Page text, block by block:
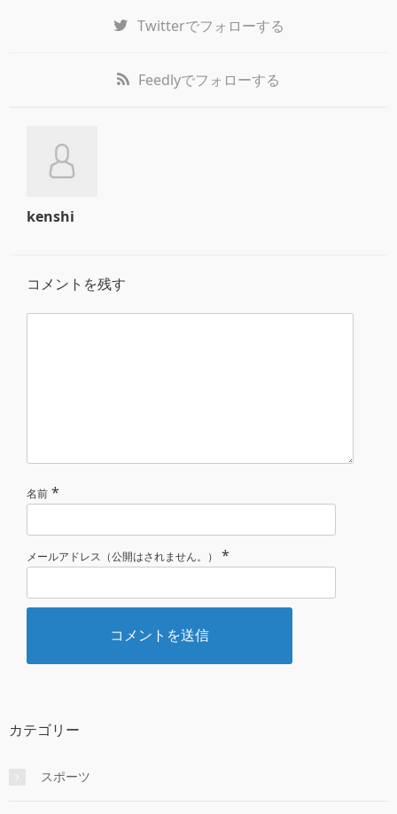
Twitterでフォローする
Feedlyでフォローする
kenshi
コメントを残す
名前 *
メールアドレス（公開はされません。） *
カテゴリー
スポーツ